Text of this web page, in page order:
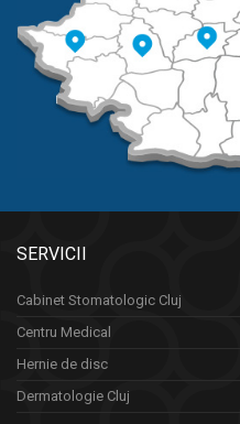
SERVICII
Cabinet Stomatologic Cluj
Centru Medical
Hernie de disc
Dermatologie Cluj